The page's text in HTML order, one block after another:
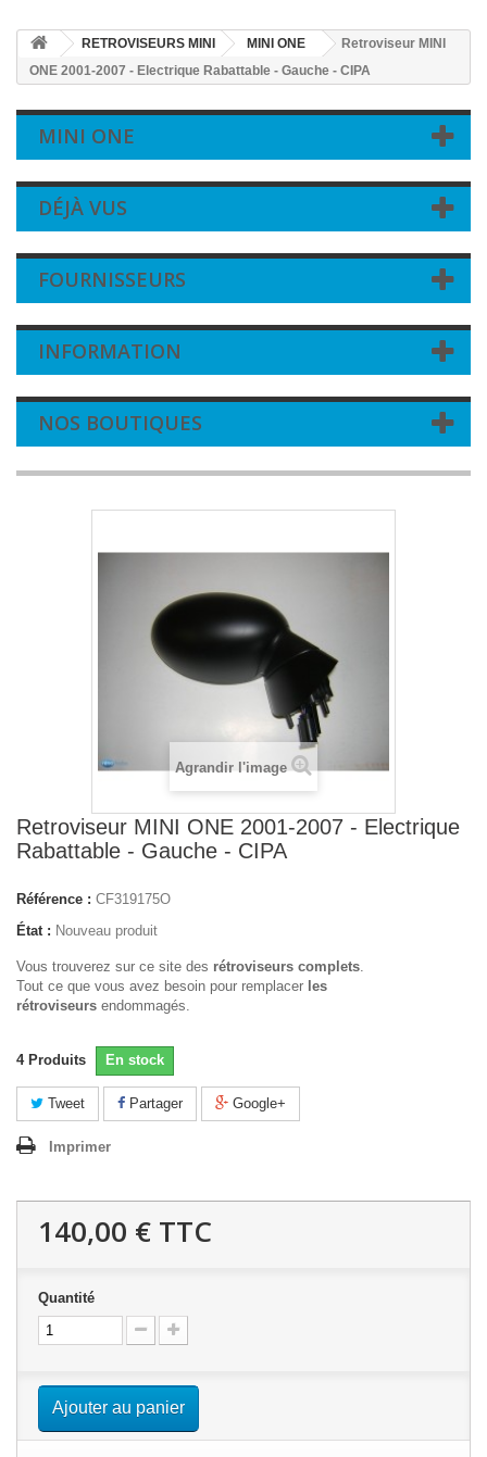
RETROVISEURS MINI MINI ONE
Retroviseur MINI
ONE 2001-2007 - Electrique Rabattable - Gauche - CIPA
MINI ONE
DÉJÀ VUS
FOURNISSEURS
INFORMATION
NOS BOUTIQUES
Agrandir l'image
Retroviseur MINI ONE 2001-2007 - Electrique
Rabattable - Gauche - CIPA
Référence : CF319175O
État : Nouveau produit
Vous trouverez sur ce site des rétroviseurs complets.
Tout ce que vous avez besoin pour remplacer les
rétroviseurs endommagés.
4 Produits En stock
Tweet Partager Google+
Imprimer
140,00 € TTC
Quantité
Ajouter au panier